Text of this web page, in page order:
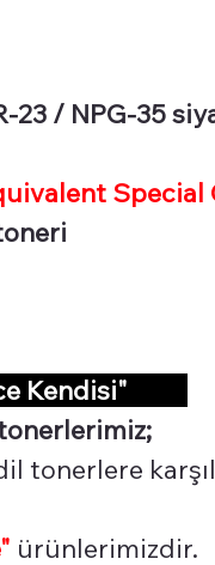
23 / NPG-35
Kendisi"
tonerlere
ürünlerimizdir.